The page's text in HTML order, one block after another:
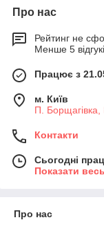
Про нас
Рейтинг не
Менше 5
Працює з
м. Київ
П. Борщагівка,
Контакти
Сьогодні
Показати
Про нас